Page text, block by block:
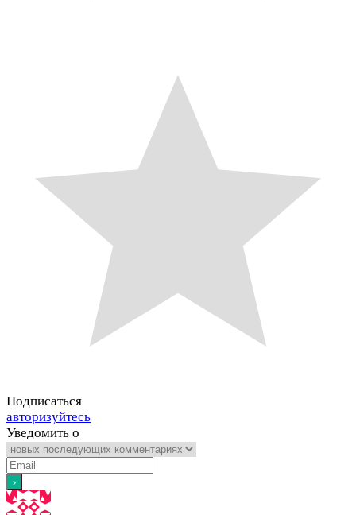
Подписаться
авторизуйтесь
Уведомить о